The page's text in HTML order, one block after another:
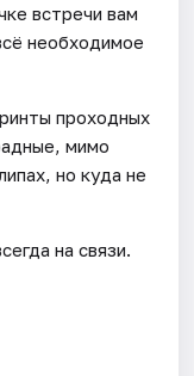
встречи вам
необходимое
проходных
мимо
но куда не
на связи.